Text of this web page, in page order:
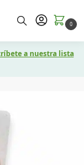
0
a nuestra lista